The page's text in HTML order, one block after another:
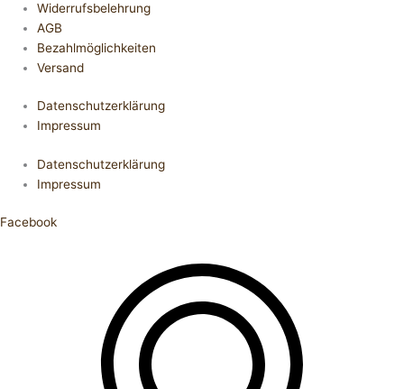
Widerrufsbelehrung
AGB
Bezahlmöglichkeiten
Versand
Datenschutzerklärung
Impressum
Datenschutzerklärung
Impressum
Facebook